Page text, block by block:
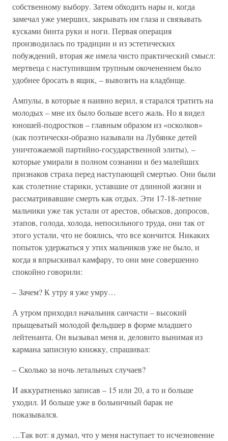
собственному выбору. Затем обходить нары и, когда
замечал уже умерших, закрывать им глаза и связывать
кусками бинта руки и ноги. Первая операция
производилась по традиции и из эстетических
побуждений, вторая же имела чисто практический смысл:
мертвеца с наступившим трупным окоченением было
удобнее бросать в ящик, – вывозить на кладбище.
Ампулы, в которые я наивно верил, я старался тратить на
молодых – мне их было больше всего жаль. Но я видел
юношей-подростков – главным образом из «осколков»
(как поэтически-образно называли на Лубянке детей
уничтожаемой партийно-государственной элиты), –
которые умирали в полном сознании и без малейших
признаков страха перед наступающей смертью. Они были
как столетние старики, уставшие от длинной жизни и
рассматривавшие смерть как отдых. Эти 17-18-летние
мальчики уже так устали от арестов, обысков, допросов,
этапов, голода, холода, непосильного труда, они так от
этого устали, что не боялись, что все кончится. Никаких
попыток удержаться у этих мальчиков уже не было, и
когда я впрыскивал камфару, то они мне совершенно
спокойно говорили:
– Зачем? К утру я уже умру…
А утром приходил начальник санчасти – высокий
прыщеватый молодой фельдшер в форме младшего
лейтенанта. Он вызывал меня и, деловито вынимая из
кармана записную книжку, спрашивал:
– Сколько за ночь летальных случаев?
И аккуратненько записав – 15 или 20, а то и больше
уходил. И больше уже в больничный барак не
показывался.
…Так вот: я думал, что у меня наступает то исчезновение